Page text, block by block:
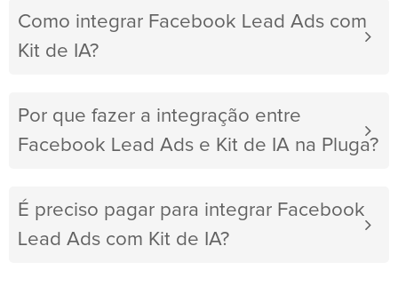
Como integrar Facebook Lead Ads com
Kit de IA?
Por que fazer a integração entre
Facebook Lead Ads e Kit de IA na Pluga?
É preciso pagar para integrar Facebook
Lead Ads com Kit de IA?